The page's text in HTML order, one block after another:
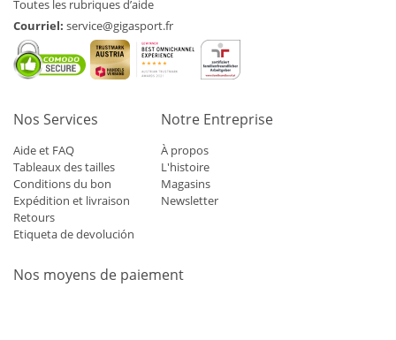
Toutes les rubriques d’aide
Courriel: service@gigasport.fr
Nos Services
Aide et FAQ
Tableaux des tailles
Conditions du bon
Expédition et livraison
Retours
Etiqueta de devolución
Notre Entreprise
À propos
L'histoire
Magasins
Newsletter
Nos moyens de paiement